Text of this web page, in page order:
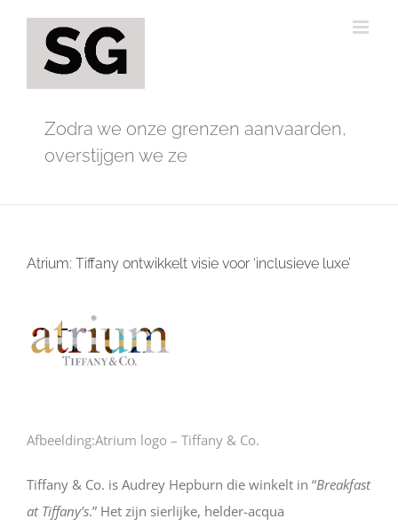
Zodra we onze grenzen aanvaarden,
overstijgen we ze
Atrium: Tiffany ontwikkelt visie voor ‘inclusieve luxe’
grotere
afbeelding
Afbeelding:Atrium logo – Tiffany & Co.
Tiffany & Co. is Audrey Hepburn die winkelt in “Breakfast
at Tiffany’s.” Het zijn sierlijke, helder-acqua